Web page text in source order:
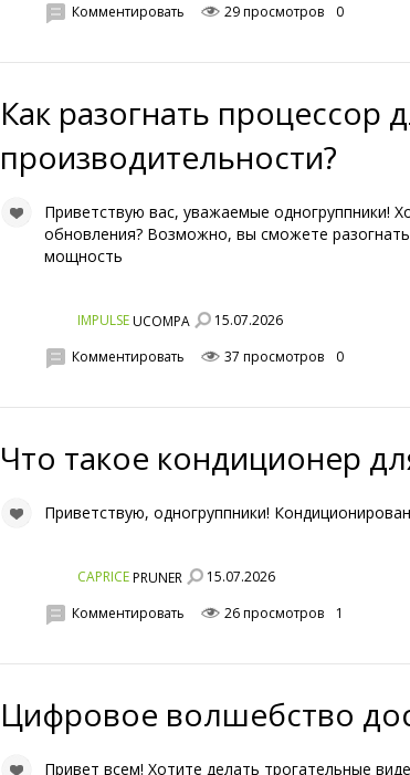
Комментировать 29 просмотров 0
Как разогнать процессор
производительности?
Приветствую вас, уважаемые одногруппники!
обновления? Возможно, вы сможете
мощность
IMPULSEUCOMPA 15.07.2026
Комментировать 37 просмотров 0
Что такое кондиционер
Приветствую, одногруппники!
CAPRICEPRUNER 15.07.2026
Комментировать 26 просмотров 1
Цифровое волшебство
Привет всем! Хотите делать трогательные